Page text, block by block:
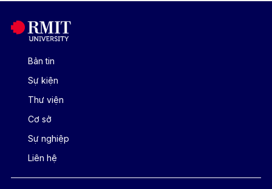
Bản tin
Sự kiện
Thư viện
Cơ sở
Sự nghiệp
Liên hệ